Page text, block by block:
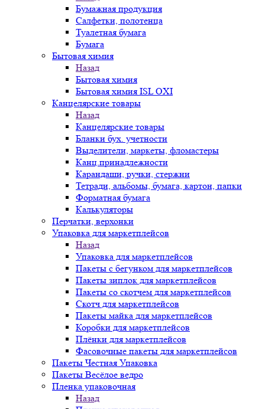
Бумажная продукция
Салфетки, полотенца
Туалетная бумага
Бумага
Бытовая химия
Назад
Бытовая химия
Бытовая химия ISL OXI
Канцелярские товары
Назад
Канцелярские товары
Бланки бух. учетности
Выделители, маркеты, фломастеры
Канц.принадлежности
Карандаши, ручки, стержни
Тетради, альбомы, бумага, картон, папки
Форматная бумага
Калькуляторы
Перчатки, верхонки
Упаковка для маркетплейсов
Назад
Упаковка для маркетплейсов
Пакеты с бегунком для маркетплейсов
Пакеты зиплок для маркетплейсов
Пакеты со скотчем для маркетплейсов
Скотч для маркетплейсов
Пакеты майка для маркетплейсов
Коробки для маркетплейсов
Плёнки для маркетплейсов
Фасовочные пакеты для маркетплейсов
Пакеты Честная Упаковка
Пакеты Весёлое ведро
Пленка упаковочная
Назад